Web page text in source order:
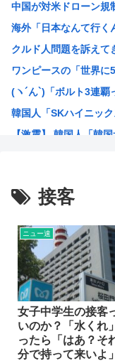
男性のプライドが高い
「品切れ前に購入する
【悲報】友達とロイ
【画像】チー牛さん
【衝撃】きゃりーぱ
アメリカ・ミシガン州
中国が対米ドローン
海外「日本なんて行
クルド人問題を訴えて
ワンピースの「世界に
(ヽ´ん`)「ボルト3連覇
韓国人「SKハイニッ
【激震】 韓国人「韓
「週刊少年ジャンプ」
緊縮財政論者として
海外「日本にはこん
自民党「日本人56す
熊本地震避難所で高
露悪系アニメ、定義
高市早苗「消費税減
接客
ニュー速
女子中学生の接客
いのか？「水くれ
ったら「はあ？そ
分で持って来いよ